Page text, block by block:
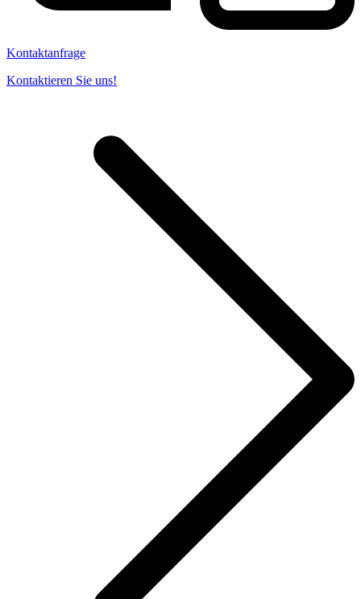
Kontaktanfrage
Kontaktieren Sie uns!